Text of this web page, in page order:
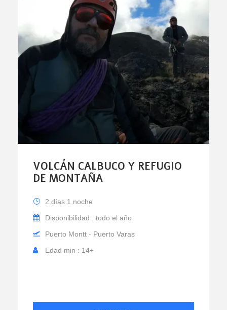
VOLCÁN CALBUCO Y REFUGIO
DE MONTAÑA
2 días 1 noche
Disponibilidad : todo el año
Puerto Montt - Puerto Varas
Edad min : 14+